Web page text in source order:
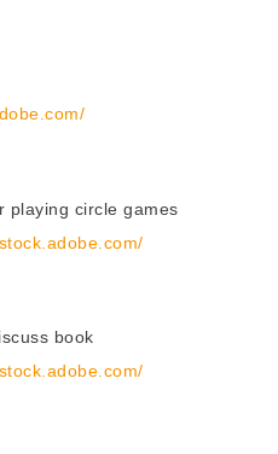
playing circle games
book